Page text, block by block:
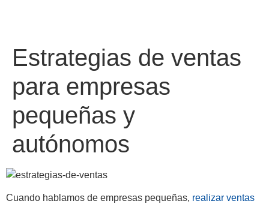
Estrategias de ventas
para empresas
pequeñas y
autónomos
Cuando hablamos de empresas pequeñas, realizar ventas